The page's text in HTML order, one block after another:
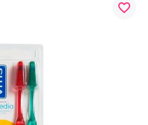
favorite_border